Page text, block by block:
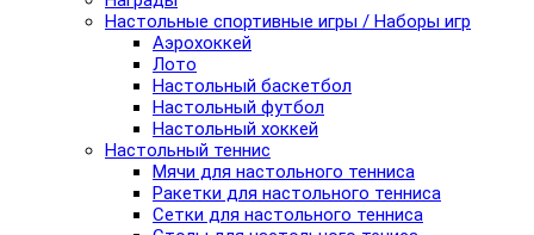
Настольные спортивные игры / Наборы игр
Аэрохоккей
Лото
Настольный баскетбол
Настольный футбол
Настольный хоккей
Настольный теннис
Мячи для настольного тенниса
Ракетки для настольного тенниса
Сетки для настольного тенниса